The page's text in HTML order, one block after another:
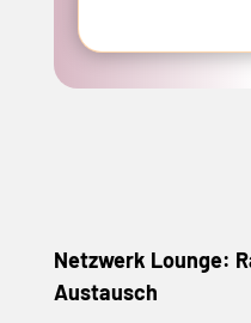
Netzwerk Lounge:
Austausch